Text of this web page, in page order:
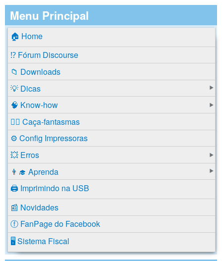
Menu Principal
🏠 Home
⁉️ Fórum Discourse
📁 Downloads
💡 Dicas
🧠 Know-how
🕵️‍♂️ Caça-fantasmas
⚙️ Config Impressoras
💥 Erros
👨‍🎓 Aprenda
🖨️ Imprimindo na USB
📰 Novidades
ⓕ FanPage do Facebook
🖥️ Sistema Fiscal